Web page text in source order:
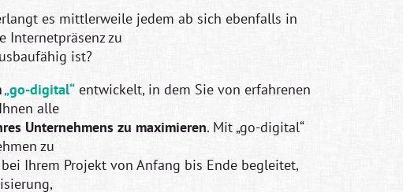
es mittlerweile jedem ab sich ebenfalls in
Internetpräsenz zu
ist?
„go-digital“ entwickelt, in dem Sie von erfahrenen
alle
Unternehmens zu maximieren. Mit „go-digital“
zu
Ihrem Projekt von Anfang bis Ende begleitet,